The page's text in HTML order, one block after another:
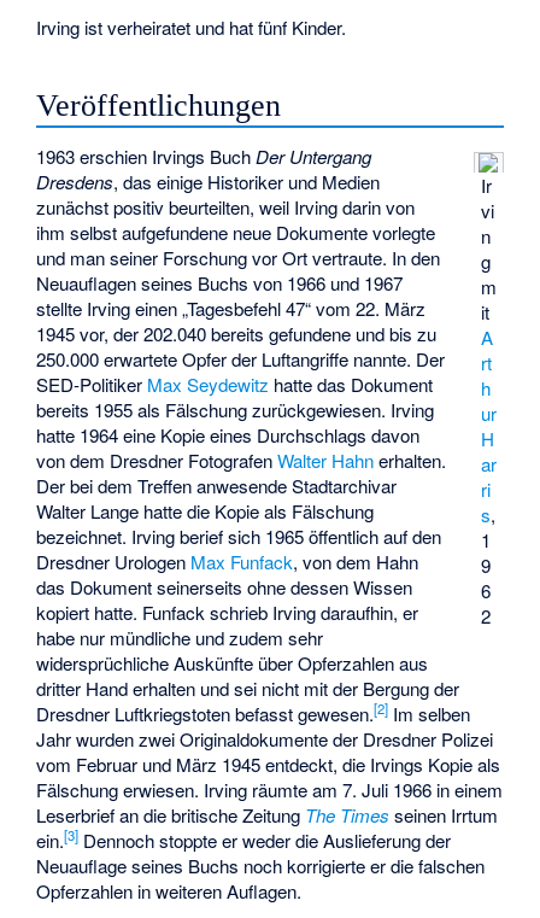
Irving ist verheiratet und hat fünf Kinder.
Veröffentlichungen
Ir
vi
n
g
m
it
A
rt
h
ur
H
ar
ri
s,
1
9
6
2
1963 erschien Irvings BuchDer Untergang
Dresdens, das einige Historiker und Medien
zunächst positiv beurteilten, weil Irving darin von
ihm selbst aufgefundene neue Dokumente vorlegte
und man seiner Forschung vor Ort vertraute. In den
Neuauflagen seines Buchs von 1966 und 1967
stellte Irving einen „Tagesbefehl 47“ vom 22. März
1945 vor, der 202.040 bereits gefundene und bis zu
250.000 erwartete Opfer der Luftangriffe nannte. Der
SED-Politiker Max Seydewitz hatte das Dokument
bereits 1955 als Fälschung zurückgewiesen. Irving
hatte 1964 eine Kopie eines Durchschlags davon
von dem Dresdner FotografenWalter Hahnerhalten.
Der bei dem Treffen anwesende Stadtarchivar
Walter Lange hatte die Kopie als Fälschung
bezeichnet. Irving berief sich 1965 öffentlich auf den
Dresdner Urologen Max Funfack, von dem Hahn
das Dokument seinerseits ohne dessen Wissen
kopiert hatte. Funfack schrieb Irving daraufhin, er
habe nur mündliche und zudem sehr
widersprüchliche Auskünfte über Opferzahlen aus
dritter Hand erhalten und sei nicht mit der Bergung der
Dresdner Luftkriegstoten befasst gewesen.[2] Im selben
Jahr wurden zwei Originaldokumente der Dresdner Polizei
vom Februar und März 1945 entdeckt, die Irvings Kopie als
Fälschung erwiesen. Irving räumte am 7. Juli 1966 in einem
Leserbrief an die britische Zeitung The Times seinen Irrtum
ein.[3] Dennoch stoppte er weder die Auslieferung der
Neuauflage seines Buchs noch korrigierte er die falschen
Opferzahlen in weiteren Auflagen.